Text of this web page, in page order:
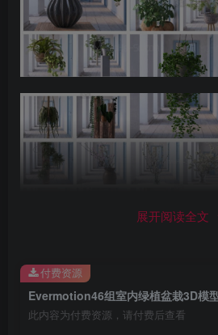
展开阅读全文
此内容为付费资源，请付费后查看
付费资源